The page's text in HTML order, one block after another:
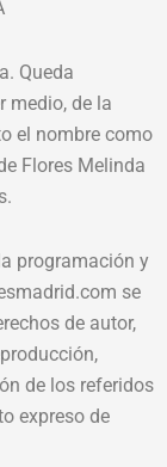
Queda
medio, de la
el nombre como
Flores Melinda
programación y
se
de autor,
de los referidos
expreso de